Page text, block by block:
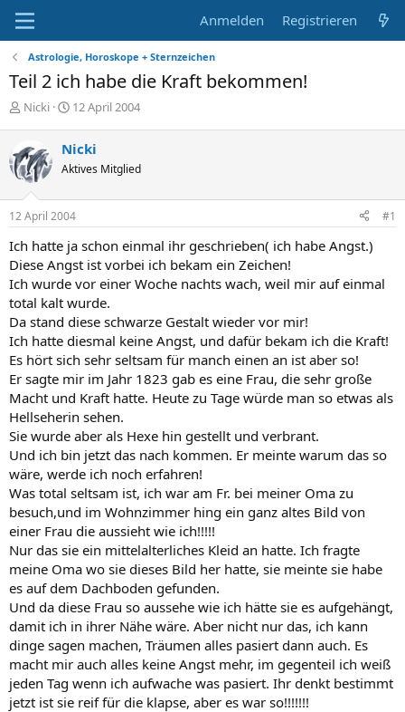
Anmelden Registrieren
Astrologie, Horoskope + Sternzeichen
Teil 2 ich habe die Kraft bekommen!
E
t
e
l
e
Nicki
E
t
e
l
t
m
12 April 2004
Nicki
Aktives Mitglied
12 April 2004 #1
Ich hatte ja schon einmal ihr geschrieben( ich habe Angst.)
Diese Angst ist vorbei ich bekam ein Zeichen!
Ich wurde vor einer Woche nachts wach, weil mir auf einmal
total kalt wurde.
Da stand diese schwarze Gestalt wieder vor mir!
Ich hatte diesmal keine Angst, und dafür bekam ich die Kraft!
Es hört sich sehr seltsam für manch einen an ist aber so!
Er sagte mir im Jahr 1823 gab es eine Frau, die sehr große
Macht und Kraft hatte. Heute zu Tage würde man so etwas als
Hellseherin sehen.
Sie wurde aber als Hexe hin gestellt und verbrant.
Und ich bin jetzt das nach kommen. Er meinte warum das so
wäre, werde ich noch erfahren!
Was total seltsam ist, ich war am Fr. bei meiner Oma zu
besuch,und im Wohnzimmer hing ein ganz altes Bild von
einer Frau die aussieht wie ich!!!!!
Nur das sie ein mittelalterliches Kleid an hatte. Ich fragte
meine Oma wo sie dieses Bild her hatte, sie meinte sie habe
es auf dem Dachboden gefunden.
Und da diese Frau so aussehe wie ich hätte sie es aufgehängt,
damit ich in ihrer Nähe wäre. Aber nicht nur das, ich kann
dinge sagen machen, Träumen alles pasiert dann auch. Es
macht mir auch alles keine Angst mehr, im gegenteil ich weiß
jeden Tag wenn ich aufwache was pasiert. Ihr denkt bestimmt
jetzt ist sie reif für die klapse, aber es war so!!!!!!!